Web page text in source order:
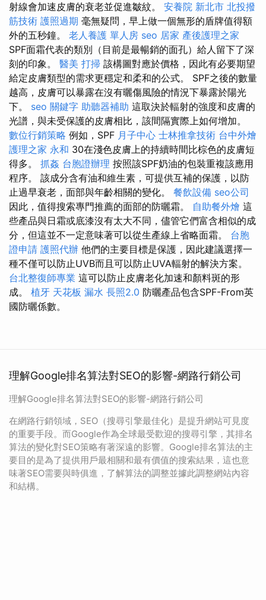
射線會加速皮膚的衰老並促進皺紋。 安養院 新北市 北投撥
筋技術 護照過期 毫無疑問，早上做一個無形的盾牌值得額
外的五秒鐘。 老人養護 單人房 seo 居家 產後護理之家
SPF面霜代表的類別（目前是最暢銷的面孔）給人留下了深
刻的印象。 醫美 打掃 該構圖對應於價格，因此有必要期望
給定皮膚類型的需求更穩定和柔和的公式。 SPF之後的數量
越高，皮膚可以暴露在沒有曬傷風險的情況下暴露於陽光
下。 seo 關鍵字 助聽器補助 這取決於輻射的強度和皮膚的
光譜，與未受保護的皮膚相比，該間隔實際上如何增加。
數位行銷策略 例如，SPF 月子中心 士林推拿技術 台中外燴
護理之家 永和 30在淺色皮膚上的持續時間比棕色的皮膚短
得多。 抓姦 台胞證辦理 按照該SPF奶油的包裝重複該應用
程序。 該成分含有油和維生素，可提供互補的保護，以防
止過早衰老，面部與年齡相關的變化。 餐飲設備 seo公司
因此，值得搜索專門推薦的面部的防曬霜。 自助餐外燴 這
些產品與日霜或底漆沒有太大不同，儘管它們富含相似的成
分，但這並不一定意味著可以從生產線上省略面霜。 台胞
證申請 護照代辦 他們的主要目標是保護，因此建議選擇一
種不僅可以防止UVB而且可以防止UVA輻射的解決方案。
台北整復師專業 這可以防止皮膚老化加速和顏料斑的形
成。 植牙 天花板 漏水 長照2.0 防曬產品包含SPF-From英
國防曬係數。
理解Google排名算法對SEO的影響-網路行銷公司
理解Google排名算法對SEO的影響-網路行銷公司
在網路行銷領域，SEO（搜尋引擎最佳化）是提升網站可見度
的重要手段。而Google作為全球最受歡迎的搜尋引擎，其排名
算法的變化對SEO策略有著深遠的影響。Google排名算法的主
要目的是為了提供用戶最相關和最有價值的搜索結果，這也意
味著SEO需要與時俱進，了解算法的調整並據此調整網站內容
和結構。